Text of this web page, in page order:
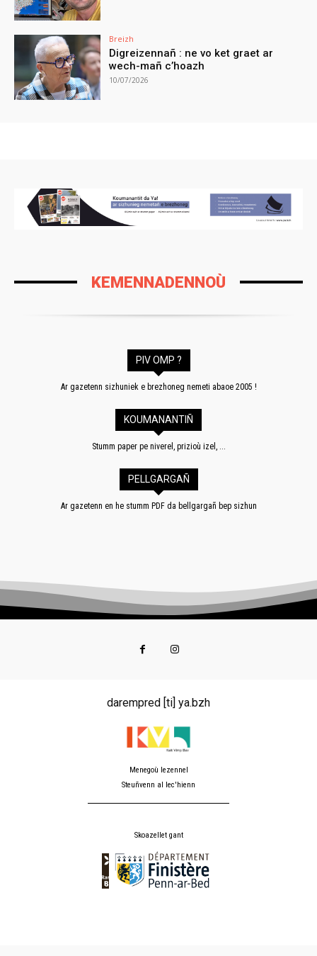
Breizh
Digreizennañ : ne vo ket graet ar
wech-mañ c’hoazh
10/07/2026
KEMENNADENNOÙ
PIV OMP ?
Ar gazetenn sizhuniek e brezhoneg nemeti abaoe 2005 !
KOUMANANTIÑ
Stumm paper pe niverel, prizioù izel, ...
PELLGARGAÑ
Ar gazetenn en he stumm PDF da bellgargañ bep sizhun
darempred [ti] ya.bzh
Menegoù lezennel
Steuñvenn al lec'hienn
Skoazellet gant